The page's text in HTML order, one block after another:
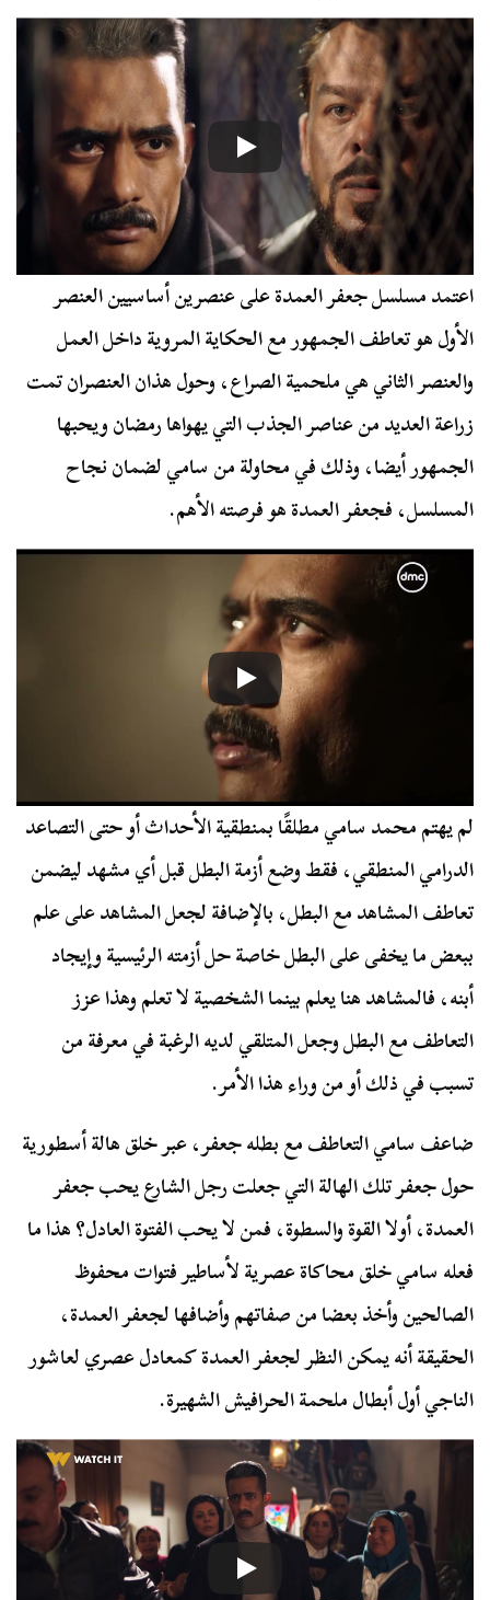
اعتمد مسلسل جعفر العمدة على عنصرين أساسيين العنصر
الأول هو تعاطف الجمهور مع الحكاية المروية داخل العمل
والعنصر الثاني هي ملحمية الصراع، وحول هذان العنصران تمت
زراعة العديد من عناصر الجذب التي يهواها رمضان ويحبها
الجمهور أيضا، وذلك في محاولة من سامي لضمان نجاح
المسلسل، فجعفر العمدة هو فرصته الأهم.
لم يهتم محمد سامي مطلقًا بمنطقية الأحداث أو حتى التصاعد
الدرامي المنطقي، فقط وضع أزمة البطل قبل أي مشهد ليضمن
تعاطف المشاهد مع البطل، بالإضافة لجعل المشاهد على علم
ببعض ما يخفى على البطل خاصة حل أزمته الرئيسية وإيجاد
أبنه، فالمشاهد هنا يعلم بينما الشخصية لا تعلم وهذا عزز
التعاطف مع البطل وجعل المتلقي لديه الرغبة في معرفة من
تسبب في ذلك أو من وراء هذا الأمر.
ضاعف سامي التعاطف مع بطله جعفر، عبر خلق هالة أسطورية
حول جعفر تلك الهالة التي جعلت رجل الشارع يحب جعفر
العمدة، أولا القوة والسطوة، فمن لا يحب الفتوة العادل؟ هذا ما
فعله سامي خلق محاكاة عصرية لأساطير فتوات محفوظ
الصالحين وأخذ بعضا من صفاتهم وأضافها لجعفر العمدة،
الحقيقة أنه يمكن النظر لجعفر العمدة كمعادل عصري لعاشور
الناجي أول أبطال ملحمة الحرافيش الشهيرة.